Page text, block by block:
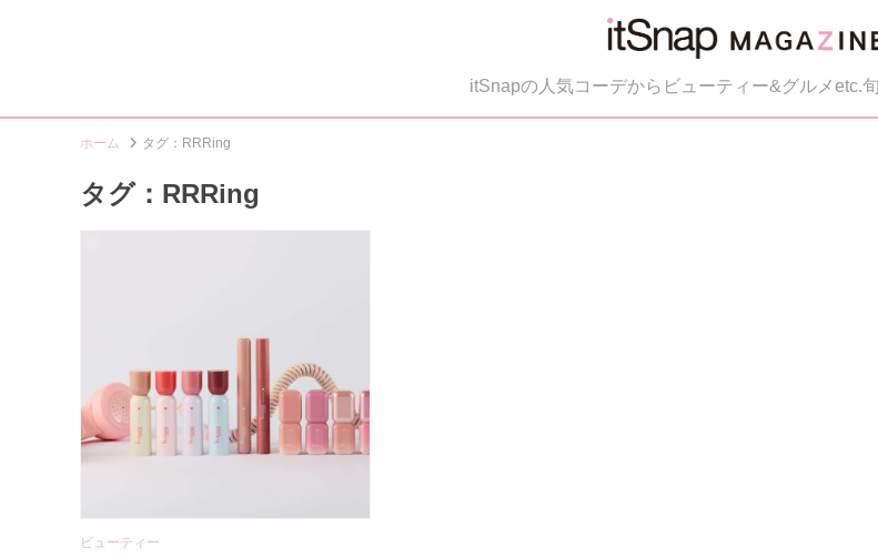
itSnapの人気コーデからビューティー&グルメetc.
ホーム タグ：RRRing
タグ：RRRing
ビューティー